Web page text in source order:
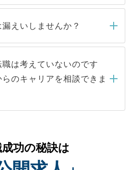
けるため 人気のある医療機
しまうと、応募が殺到する場
が求める条件に合った人材の
会社に依頼するケースが増え
強要することは一切ありませ
に応募先から内定をいただい
必要はありません。内定先へ
はキャリアパートナーが行い
安心ください。
えいしませんか？
えいすることはありませんの
ださい。当サイトからの登録
たご登録者様の個人情報は、
リアアップおよび転職活動の
使用いたします。お預かりし
の個人データはご本人の許可
の取り扱いについての厳密な
たした事業者のみに付与され
は考えていないのです
のキャリアを相談できま
現在の医療機関の状況や紹介
ながら、適切なアドバイスを
きます。すぐにご転職をされ
功の秘訣は